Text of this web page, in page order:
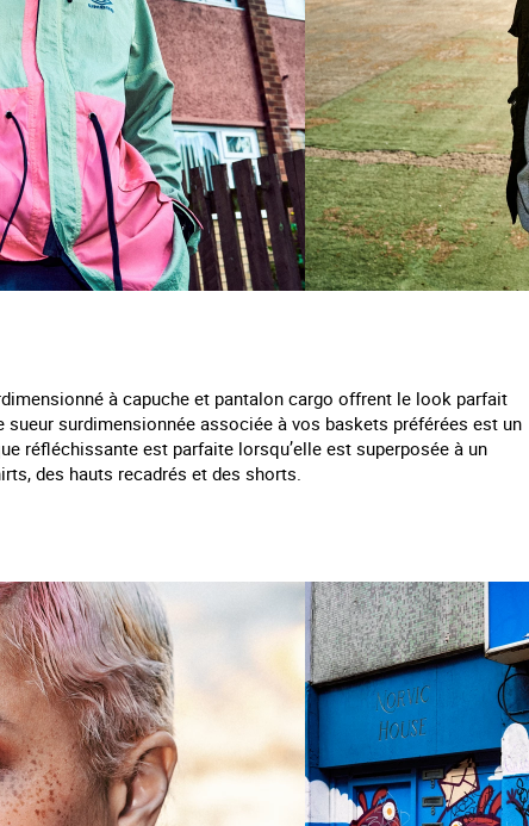
à capuche et pantalon cargo offrent le look parfait
surdimensionnée associée à vos baskets préférées est un
réfléchissante est parfaite lorsqu’elle est superposée à un
des hauts recadrés et des shorts.